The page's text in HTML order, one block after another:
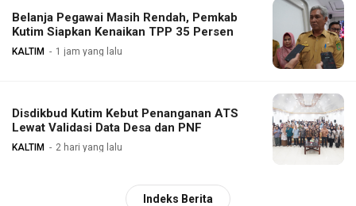
Belanja Pegawai Masih Rendah, Pemkab
Kutim Siapkan Kenaikan TPP 35 Persen
KALTIM 1 jam yang lalu
Disdikbud Kutim Kebut Penanganan ATS
Lewat Validasi Data Desa dan PNF
KALTIM 2 hari yang lalu
Indeks Berita